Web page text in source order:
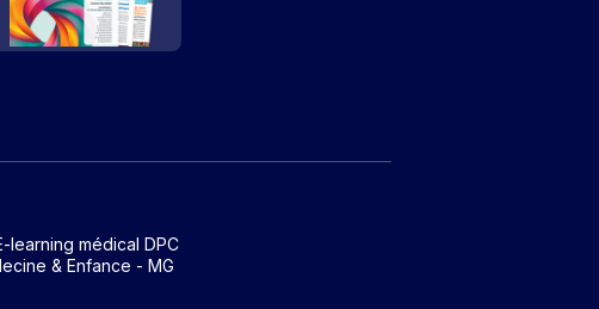
learning médical DPC
& Enfance - MG